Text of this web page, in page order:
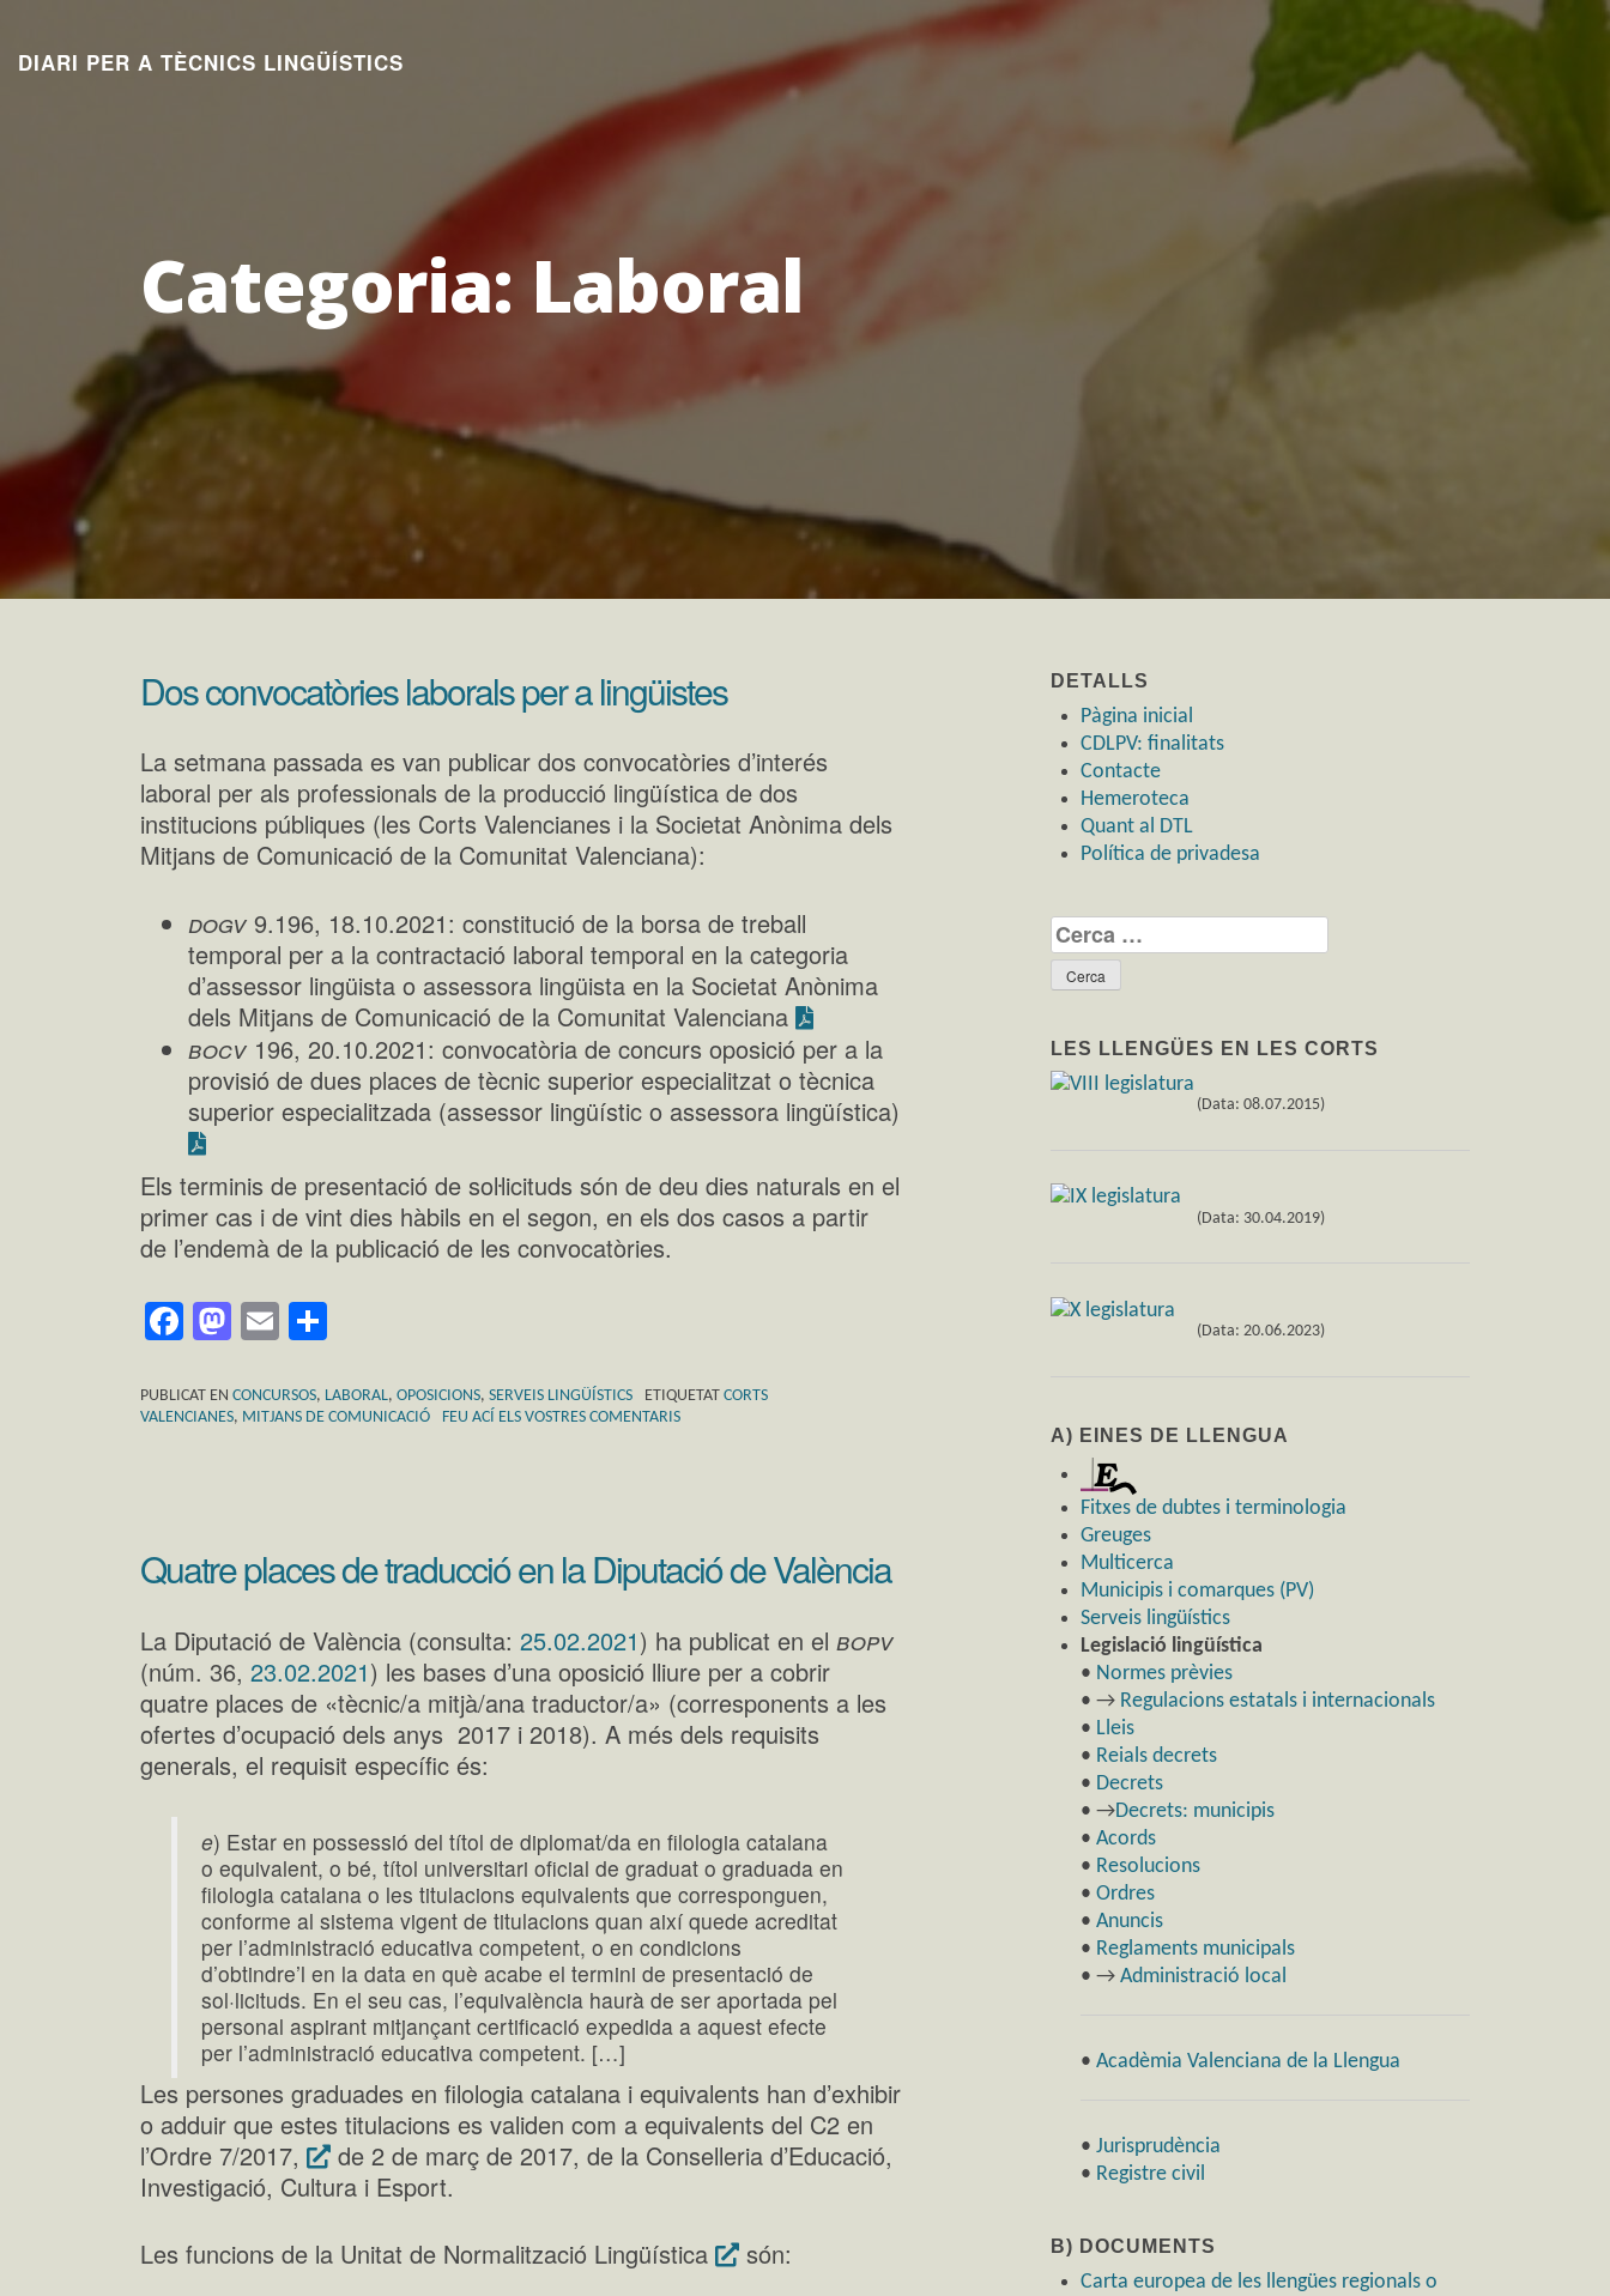
contingut
DIARI PER A TÈCNICS LINGÜÍSTICS
Categoria:Laboral
Dos convocatòries laborals per a lingüistes
La setmana passada es van publicar dos convocatòries d’interés
laboral per als professionals de la producció lingüística de dos
institucions públiques (les Corts Valencianes i la Societat Anònima dels
Mitjans de Comunicació de la Comunitat Valenciana):
dogv 9.196, 18.10.2021: constitució de la borsa de treball
temporal per a la contractació laboral temporal en la categoria
d’assessor lingüista o assessora lingüista en la Societat Anònima
dels Mitjans de Comunicació de la Comunitat Valenciana
bocv 196, 20.10.2021: convocatòria de concurs oposició per a la
provisió de dues places de tècnic superior especialitzat o tècnica
superior especialitzada (assessor lingüístic o assessora lingüística)
Els terminis de presentació de soŀlicituds són de deu dies naturals en el
primer cas i de vint dies hàbils en el segon, en els dos casos a partir
de l’endemà de la publicació de les convocatòries.
Facebook
Mastodon
Email
PUBLICAT EN CONCURSOS, LABORAL, OPOSICIONS, SERVEIS LINGÜÍSTICS ETIQUETAT CORTS
VALENCIANES, MITJANS DE COMUNICACIÓ FEU ACÍ ELS VOSTRES COMENTARIS
Quatre places de traducció en la Diputació de València
La Diputació de València (consulta: 25.02.2021) ha publicat en el bopv
(núm. 36, 23.02.2021) les bases d’una oposició lliure per a cobrir
quatre places de «tècnic/a mitjà/ana traductor/a» (corresponents a les
ofertes d’ocupació dels anys 2017 i 2018). A més dels requisits
generals, el requisit específic és:
e) Estar en possessió del títol de diplomat/da en filologia catalana
o equivalent, o bé, títol universitari oficial de graduat o graduada en
filologia catalana o les titulacions equivalents que corresponguen,
conforme al sistema vigent de titulacions quan així quede acreditat
per l’administració educativa competent, o en condicions
d’obtindre’l en la data en què acabe el termini de presentació de
sol·licituds. En el seu cas, l’equivalència haurà de ser aportada pel
personal aspirant mitjançant certificació expedida a aquest efecte
per l’administració educativa competent. […]
Les persones graduades en filologia catalana i equivalents han d’exhibir
o adduir que estes titulacions es validen com a equivalents del C2 en
l’Ordre 7/2017,
de 2 de març de 2017, de la Conselleria d’Educació,
Investigació, Cultura i Esport.
Les funcions de la Unitat de Normalització Lingüística
són:
DETALLS
Pàgina inicial
CDLPV: finalitats
Contacte
Hemeroteca
Quant al DTL
Política de privadesa
Cerca:
LES LLENGÜES EN LES CORTS
(Data: 08.07.2015)
(Data: 30.04.2019)
(Data: 20.06.2023)
A) EINES DE LLENGUA
Fitxes de dubtes i terminologia
Greuges
Multicerca
Municipis i comarques (PV)
Serveis lingüístics
Legislació lingüística
• Normes prèvies
• → Regulacions estatals i internacionals
• Lleis
• Reials decrets
• Decrets
• →Decrets: municipis
• Acords
• Resolucions
• Ordres
• Anuncis
• Reglaments municipals
• → Administració local
• Acadèmia Valenciana de la Llengua
• Jurisprudència
• Registre civil
B) DOCUMENTS
Carta europea de les llengües regionals o